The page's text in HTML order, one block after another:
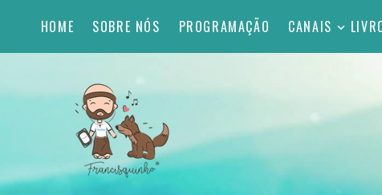
HOME SOBRE NÓS PROGRAMAÇÃO CANAIS